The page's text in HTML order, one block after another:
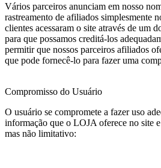
Vários parceiros anunciam em nosso
rastreamento de afiliados simplesmente
clientes acessaram o site através de um
para que possamos creditá-los
permitir que nossos parceiros afiliados
que pode fornecê-lo para fazer uma
Compromisso do Usuário
O usuário se compromete a fazer uso
informação que o LOJA oferece no site
mas não limitativo: